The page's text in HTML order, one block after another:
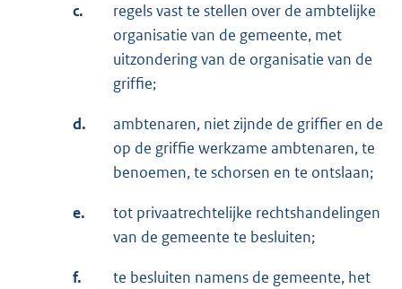
c.
regels vast te stellen over de ambtelijke
organisatie van de gemeente, met
uitzondering van de organisatie van de
griffie;
d.
ambtenaren, niet zijnde de griffier en de
op de griffie werkzame ambtenaren, te
benoemen, te schorsen en te ontslaan;
e.
tot privaatrechtelijke rechtshandelingen
van de gemeente te besluiten;
f.
te besluiten namens de gemeente, het